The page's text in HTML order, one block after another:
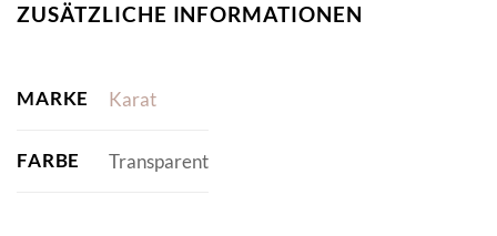
ZUSÄTZLICHE INFORMATIONEN
MARKE Karat
FARBE Transparent